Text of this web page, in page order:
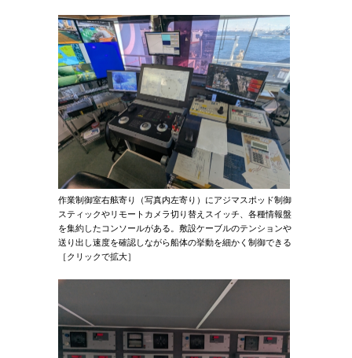
作業制御室右舷寄り（写真内左寄り）にアジマスポッド制御
スティックやリモートカメラ切り替えスイッチ、各種情報盤
を集約したコンソールがある。敷設ケーブルのテンションや
送り出し速度を確認しながら船体の挙動を細かく制御できる
［クリックで拡大］